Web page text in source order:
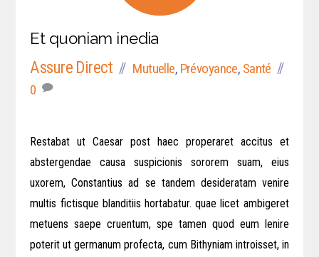
Et quoniam inedia
Assure Direct Mutuelle, Prévoyance, Santé
0
Restabat ut Caesar post haec properaret accitus et
abstergendae causa suspicionis sororem suam, eius
uxorem, Constantius ad se tandem desideratam venire
multis fictisque blanditiis hortabatur. quae licet ambigeret
metuens saepe cruentum, spe tamen quod eum lenire
poterit ut germanum profecta, cum Bithyniam introisset, in